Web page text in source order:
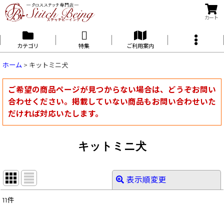
カート
カテゴリ 特集 ご利用案内
ホーム > キットミニ犬
ご希望の商品ページが見つからない場合は、どうぞお問い
合わせください。掲載していない商品もお問い合わせいた
だければ対応いたします。
キットミニ犬
表示順変更
11件